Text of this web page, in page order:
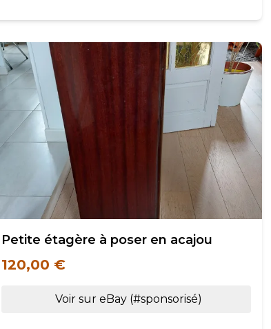
Petite étagère à poser en acajou
120,00 €
Voir sur eBay (#sponsorisé)